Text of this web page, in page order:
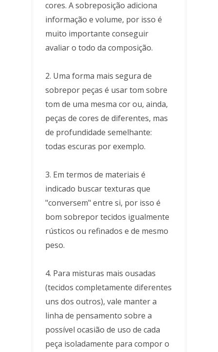
cores. A sobreposição adiciona
informação e volume, por isso é
muito importante conseguir
avaliar o todo da composição.
2. Uma forma mais segura de
sobrepor peças é usar tom sobre
tom de uma mesma cor ou, ainda,
peças de cores de diferentes, mas
de profundidade semelhante:
todas escuras por exemplo.
3. Em termos de materiais é
indicado buscar texturas que
"conversem" entre si, por isso é
bom sobrepor tecidos igualmente
rústicos ou refinados e de mesmo
peso.
4. Para misturas mais ousadas
(tecidos completamente diferentes
uns dos outros), vale manter a
linha de pensamento sobre a
possível ocasião de uso de cada
peça isoladamente para compor o